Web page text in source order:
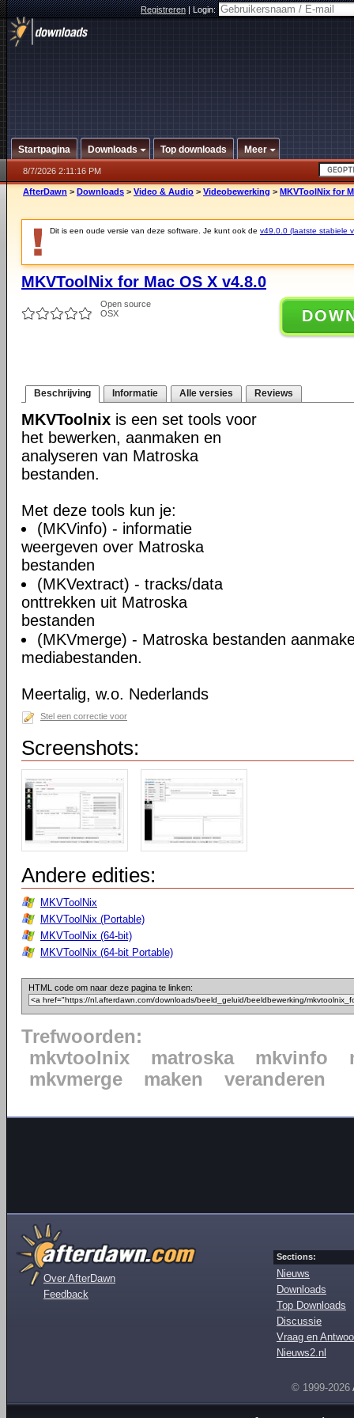
Registreren|Login:
Startpagina Downloads Top downloads Meer
8/7/2026 2:11:16 PM
AfterDawn > Downloads > Video & Audio > Videobewerking > MKVToolNix for
Dit is een oude versie van deze software. Je kunt ook de v49.0.0 (laatste stabiele
MKVToolNix for Mac OS X v4.8.0
Open source
OSX
Beschrijving Informatie Alle versies Reviews
MKVToolnix is een set tools voor
het bewerken, aanmaken en
analyseren van Matroska
bestanden.
Met deze tools kun je:
(MKVinfo) - informatie
weergeven over Matroska
bestanden
(MKVextract) - tracks/data
onttrekken uit Matroska
bestanden
(MKVmerge) - Matroska bestanden
mediabestanden.
Meertalig, w.o. Nederlands
Stel een correctie voor
Screenshots:
Andere edities:
MKVToolNix
MKVToolNix (Portable)
MKVToolNix (64-bit)
MKVToolNix (64-bit Portable)
HTML code om naar deze pagina te linken:
Trefwoorden:
mkvtoolnix
matroska mkvinfo
mkvmerge
maken veranderen
Over AfterDawn
Feedback
Sections:
Nieuws
Downloads
Top Downloads
Discussie
Vraag en
Nieuws2.nl
© 1999-2026